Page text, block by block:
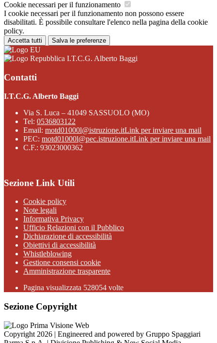
Cookie necessari per il funzionamento
I cookie necessari per il funzionamento non possono essere
disabilitati. È possibile consultare l'elenco nella pagina della cookie
policy.
Accetta tutti Salva le preferenze
I.T.C.G. Alberto Baggi
Contatti
I.T.C.G. Alberto Baggi
Via S. Luca – 41049 SASSUOLO (MO)
Tel: 0536803122
Email: motd01000l@istruzione.itLink per inviare una mail
PEC: motd01000l@pec.istruzione.itLink per inviare una mail
C.F.: 93023000362
Sezione Link Utili
Cookie policy
Note legali
Informativa Privacy
Ufficio Relazioni con il Pubblico
Dichiarazione di accessibilità
Obiettivi di accessibilità
Whistleblowing
Gestione consensi cookie
Amministrazione trasparente
Pagina visualizzata 528054 volte
Sezione Copyright
Copyright 2026 | Engineered and powered by Gruppo Spaggiari